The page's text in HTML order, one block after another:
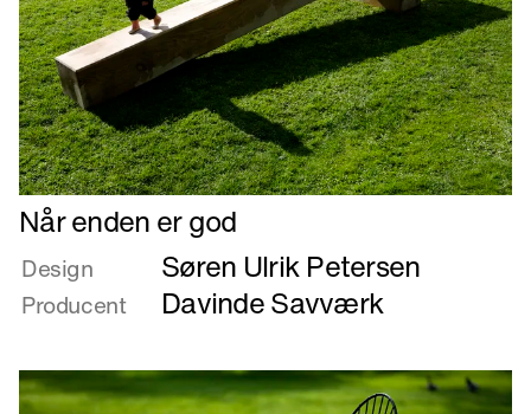
Læs
mere
om
Når
enden
god
Når enden er god
Design Søren Ulrik Petersen
Producent Davinde Savværk